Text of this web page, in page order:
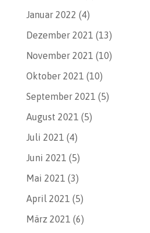
Januar 2022 (4)
Dezember 2021 (13)
November 2021 (10)
Oktober 2021 (10)
September 2021 (5)
August 2021 (5)
Juli 2021 (4)
Juni 2021 (5)
Mai 2021 (3)
April 2021 (5)
März 2021 (6)